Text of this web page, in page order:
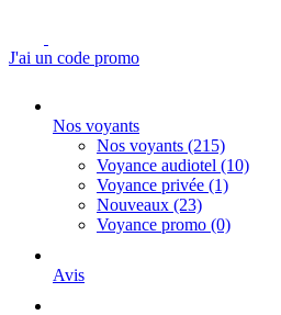
J'ai un code promo
Nos voyants
Nos voyants (215)
Voyance audiotel (10)
Voyance privée (1)
Nouveaux (23)
Voyance promo (0)
Avis